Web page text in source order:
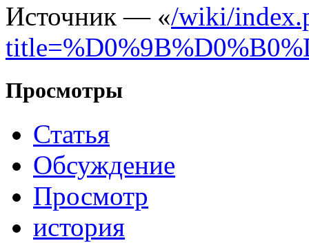
Источник — «/wiki/
Просмотры
Статья
Обсуждение
Просмотр
история